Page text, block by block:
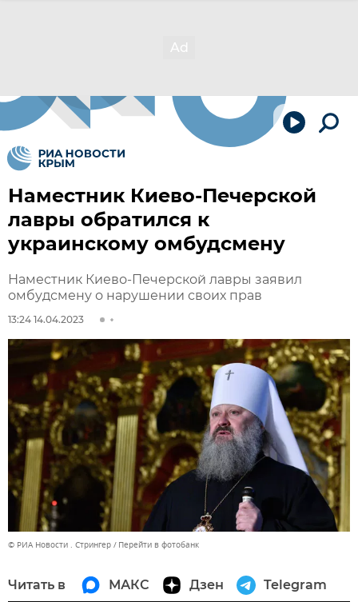
Наместник Киево-Печерской
лавры обратился к
украинскому омбудсмену
Наместник Киево-Печерской лавры заявил
омбудсмену о нарушении своих прав
13:24 14.04.2023
© РИА Новости . Стрингер Перейти в фотобанк
Читать в МАКС Дзен Telegram